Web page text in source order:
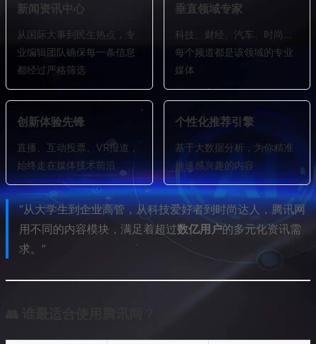
新闻资讯中心
从国际大事到民生热点，专
业编辑团队确保每一条信息
都经过严格筛选
垂直领域专家
科技、财经、汽车、时尚…
每个频道都是该领域的专业
媒体
创新体验先锋
直播、互动投票、VR报道，
始终走在媒体技术前沿
个性化推荐引擎
基于大数据分析，为你精准
推送感兴趣的内容
“从大学生到企业高管，从科技爱好者到时尚达人，腾讯网
用不同的内容模块，满足着超过数亿用户的多元化资讯需
求。”